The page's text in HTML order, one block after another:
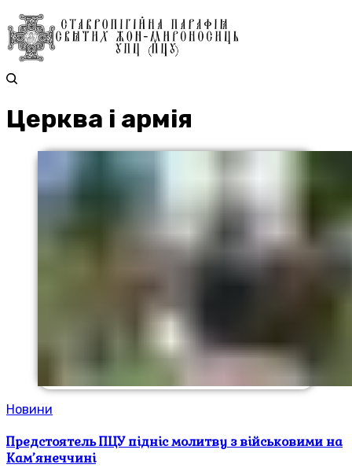
Церква і армія
Новини
Предстоятель ПЦУ підніс молитву з військовими на
Кам’янеччині